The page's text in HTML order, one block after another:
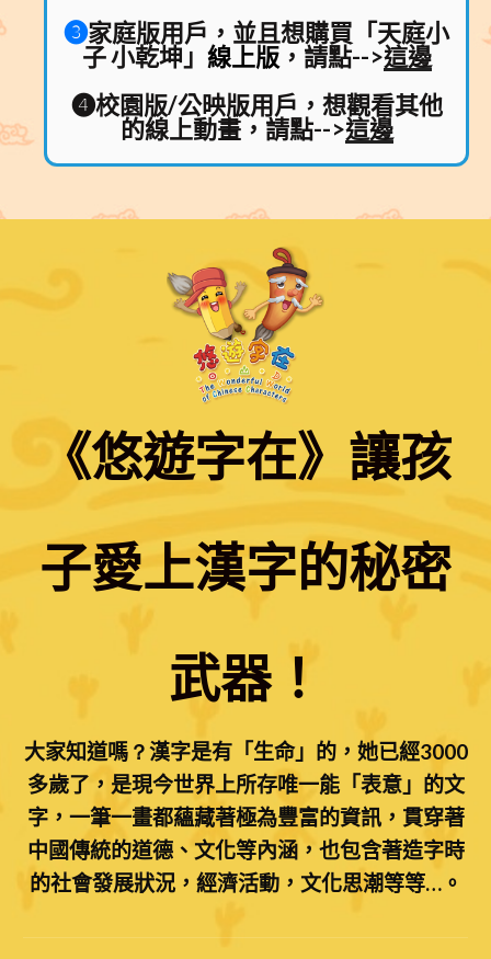
❸家庭版用戶 ，並且想購買「天庭小
子 小乾坤」 線上版，請點-->這邊
❹校園版/公映版用戶 ，想觀看其他
的線上動畫，請點-->這邊
《悠遊字在》讓孩
子愛上漢字的秘密
武器！
大家知道嗎？漢字是有「生命」的，她已經3000
多歲了，是現今世界上所存唯一能「表意」的文
字，一筆一畫都蘊藏著極為豐富的資訊，貫穿著
中國傳統的道德、文化等內涵，也包含著造字時
的社會發展狀況，經濟活動，文化思潮等等…。